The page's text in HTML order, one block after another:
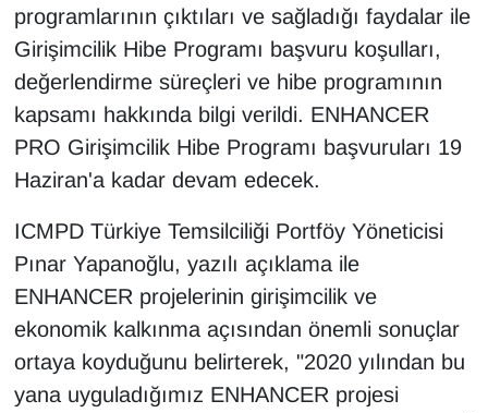
programlarının çıktıları ve sağladığı faydalar ile
Girişimcilik Hibe Programı başvuru koşulları,
değerlendirme süreçleri ve hibe programının
kapsamı hakkında bilgi verildi. ENHANCER
PRO Girişimcilik Hibe Programı başvuruları 19
Haziran'a kadar devam edecek.
ICMPD Türkiye Temsilciliği Portföy Yöneticisi
Pınar Yapanoğlu, yazılı açıklama ile
ENHANCER projelerinin girişimcilik ve
ekonomik kalkınma açısından önemli sonuçlar
ortaya koyduğunu belirterek, "2020 yılından bu
yana uyguladığımız ENHANCER projesi
YEREL